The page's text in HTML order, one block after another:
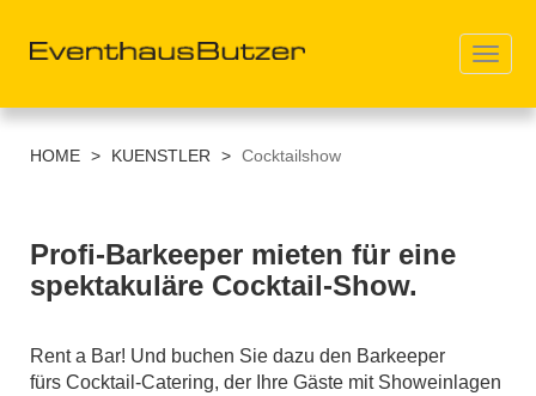
Direkt
zumHOME > KUENSTLER > Cocktailshow
Profi-Barkeeper mieten für eine
spektakuläre Cocktail-Show.
Rent a Bar! Und buchen Sie dazu den Barkeeper
fürs Cocktail-Catering, der Ihre Gäste mit Showeinlagen